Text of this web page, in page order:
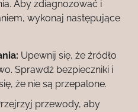
Aby zdiagnozować i
wykonaj następujące
Upewnij się, że źródło
Sprawdź bezpieczniki i
że nie są przepalone.
przewody, aby